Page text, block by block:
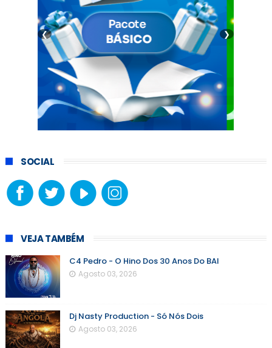
❮ ❯
SOCIAL
VEJA TAMBÉM
C4 Pedro - O Hino Dos 30 Anos Do BAI
Agosto 03, 2026
Dj Nasty Production - Só Nós Dois
Agosto 03, 2026